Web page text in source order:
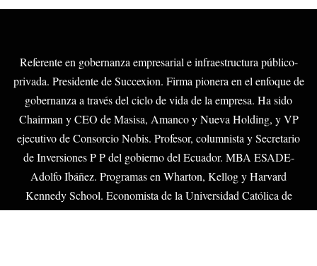
Referente en gobernanza empresarial e infraestructura público-
privada. Presidente de Succexion. Firma pionera en el enfoque de
gobernanza a través del ciclo de vida de la empresa. Ha sido
Chairman y CEO de Masisa, Amanco y Nueva Holding, y VP
ejecutivo de Consorcio Nobis. Profesor, columnista y Secretario
de Inversiones P P del gobierno del Ecuador. MBA ESADE-
Adolfo Ibáñez. Programas en Wharton, Kellog y Harvard
Kennedy School. Economista de la Universidad Católica de
Guayaquil.